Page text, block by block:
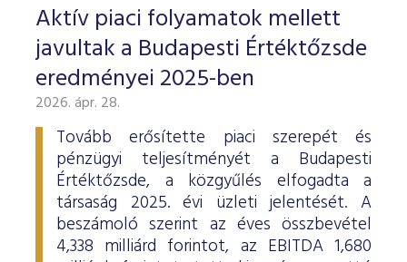
Aktív piaci folyamatok mellett
javultak a Budapesti Értéktőzsde
eredményei 2025-ben
2026. ápr. 28.
Tovább erősítette piaci szerepét és
pénzügyi teljesítményét a Budapesti
Értéktőzsde, a közgyűlés elfogadta a
társaság 2025. évi üzleti jelentését. A
beszámoló szerint az éves összbevétel
4,338 milliárd forintot, az EBITDA 1,680